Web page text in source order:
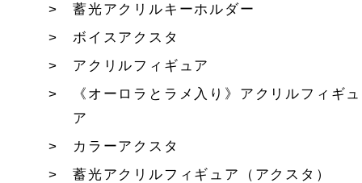
蓄光アクリルキーホルダー
ボイスアクスタ
アクリルフィギュア
《オーロラとラメ入り》アクリルフィギュ
ア
カラーアクスタ
蓄光アクリルフィギュア（アクスタ）